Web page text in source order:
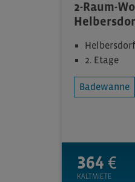
2-Raum-
2. Etage
Badewanne
364 €
KALTMIETE